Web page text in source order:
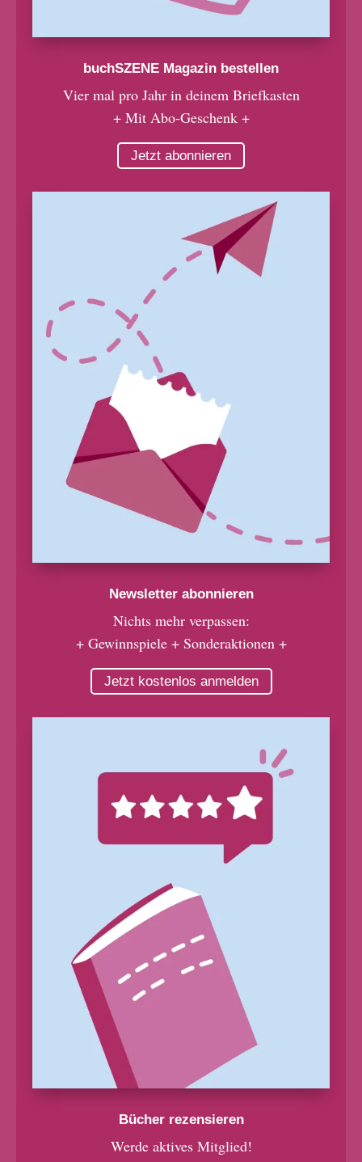
buchSZENE Magazin bestellen
Vier mal pro Jahr in deinem Briefkasten
+ Mit Abo-Geschenk +
Jetzt abonnieren
Newsletter abonnieren
Nichts mehr verpassen:
+ Gewinnspiele + Sonderaktionen +
Jetzt kostenlos anmelden
Bücher rezensieren
Werde aktives Mitglied!